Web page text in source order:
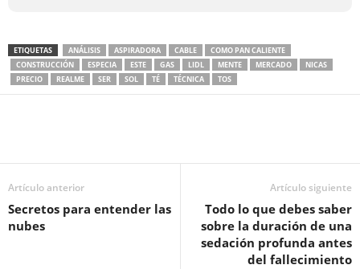
ETIQUETAS ANÁLISIS ASPIRADORA CABLE
COMO PAN CALIENTE
CONSTRUCCIÓN
ESPECIA ESTE GAS LIDL MENTE MERCADO
NICAS
PRECIO
REALME SER SOL TÉ TÉCNICA TOS
Artículo anterior
Secretos para entender las
nubes
Artículo siguiente
Todo lo que debes saber
sobre la duración de una
sedación profunda antes
del fallecimiento